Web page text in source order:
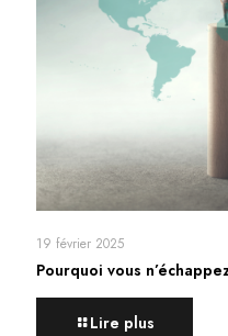
19 février 2025
Pourquoi vous
Lire plus